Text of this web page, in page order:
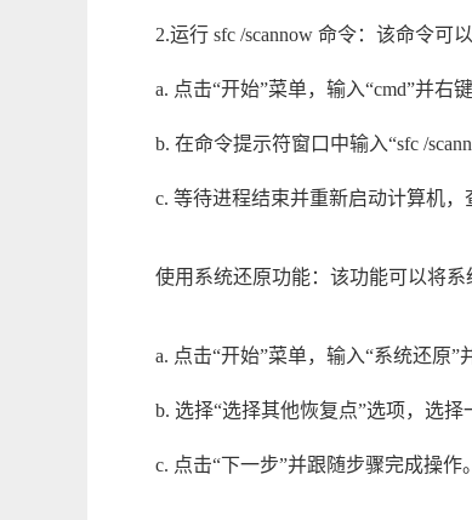
2.运行 sfc /scannow 命令：该命令可
a. 点击“开始”菜单，输入“cmd”并右
b. 在命令提示符窗口中输入“sfc /
c. 等待进程结束并重新启动计算机，
使用系统还原功能：该功能可以将
a. 点击“开始”菜单，输入“系统还原”
b. 选择“选择其他恢复点”选项，选择
c. 点击“下一步”并跟随步骤完成操作。